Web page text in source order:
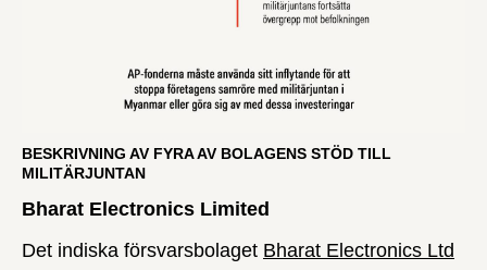
BESKRIVNING AV FYRA AV BOLAGENS STÖD TILL
MILITÄRJUNTAN
Bharat Electronics Limited
Det indiska försvarsbolaget Bharat Electronics Ltd